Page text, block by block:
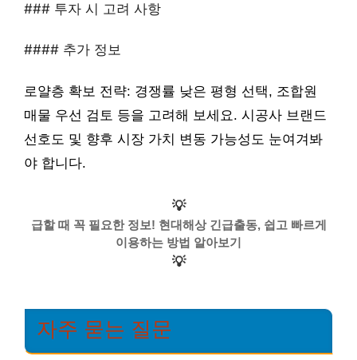
### 투자 시 고려 사항
#### 추가 정보
로얄층 확보 전략: 경쟁률 낮은 평형 선택, 조합원
매물 우선 검토 등을 고려해 보세요. 시공사 브랜드
선호도 및 향후 시장 가치 변동 가능성도 눈여겨봐
야 합니다.
💡
급할 때 꼭 필요한 정보! 현대해상 긴급출동, 쉽고 빠르게
이용하는 방법 알아보기
💡
자주 묻는 질문